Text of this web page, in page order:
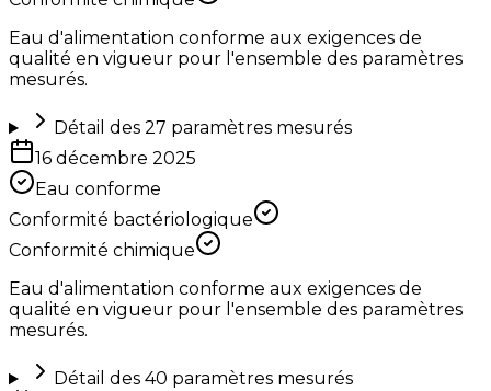
Eau d'alimentation conforme aux exigences de
qualité en vigueur pour l'ensemble des paramètres
mesurés.
Détail des 27 paramètres mesurés
16 décembre 2025
Eau conforme
Conformité bactériologique
Conformité chimique
Eau d'alimentation conforme aux exigences de
qualité en vigueur pour l'ensemble des paramètres
mesurés.
Détail des 40 paramètres mesurés